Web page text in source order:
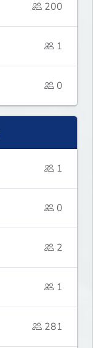
200
1
0
1
0
2
1
281